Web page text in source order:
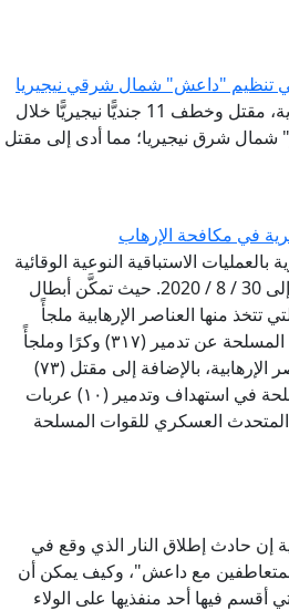
أدان مرصد الفتاوى التكفيرية والآراء المتشددة التابع لدار الإفتاء المصرية، مقتل وخطف 11 جنديًّا نيجيريًّا خلال
شمال شرق نيجيريا؛ مما أدى إلى مقتل
في مكافحة الإرهاب
الاستباقية النوعية الوقائية
التي قامت بها القوات المسلحة المصرية في الفترة من 22 / 7 / 2020 إلى 30 / 8 / 2020. حيث تمكَّن أبطال
تتخذ منها العناصر الإرهابية ملجأً
ومرتكزًا لتنفيـذ مخططاتها الإرهابية، فقد أسفرت مساعي أفراد القوات المسلحة عن تدمير (٣١٧) وكرًا وملجأً
ومخزنًا للمواد المتفجرة في شمال سيناء، يتم استخدامها من قِبل العناصر الإرهابية، بالإضافة إلى مقتل (٧٣)
إرهابيًّا من الذين يتخذون تلك الملاجئ أوكارًا لهم. كما نجحت قواتنا المسلحة في استهداف وتدمير (١٠) عربات
المتحدث العسكري للقوات المسلحة
إن حادث إطلاق النار الذي وقع في
مع داعش"، وكيف يمكن أن
فيها أحد منفذيها على الولاء